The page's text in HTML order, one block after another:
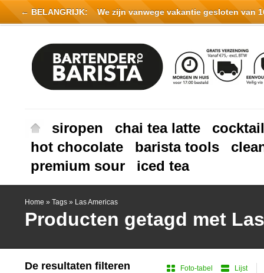
siropen chai tea latte
hot chocolate
barista tools
premium sour
iced tea
Home » Tags » Las Americas
Producten getagd met
Foto-tabel Lijst
De resultaten filteren
← BELANGRIJK: We zijn vanwege vakantie gesloten van